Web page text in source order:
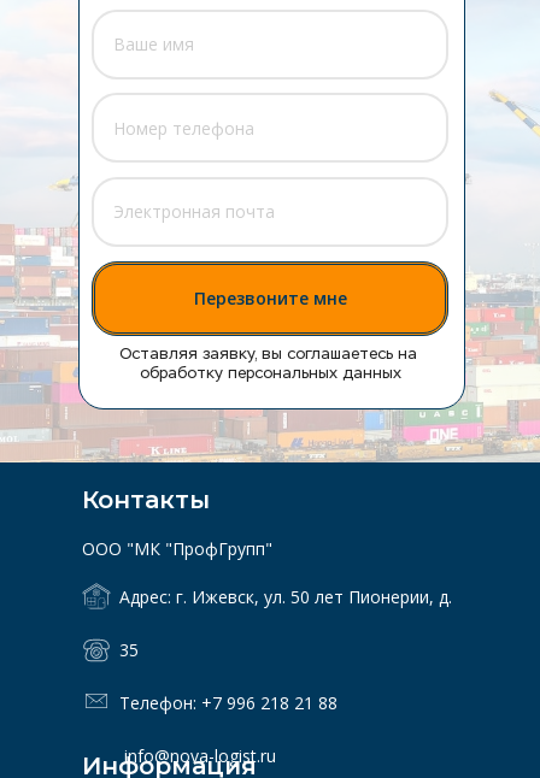
обработку персональных данных
вам
Перезвоните мне
ООО "МК "ПрофГрупп"
Контакты
Информация
Адрес: г. Ижевск, ул. 50 лет Пионерии, д.
35
Телефон: +7 996 218 21 88
info@nova-logist.ru